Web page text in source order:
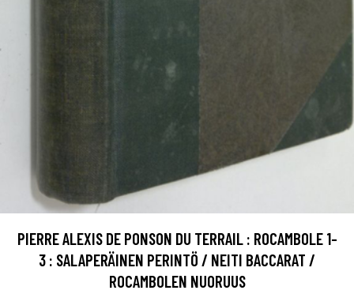
PIERRE ALEXIS DE PONSON DU TERRAIL : ROCAMBOLE 1-
3 : SALAPERÄINEN PERINTÖ / NEITI BACCARAT /
ROCAMBOLEN NUORUUS